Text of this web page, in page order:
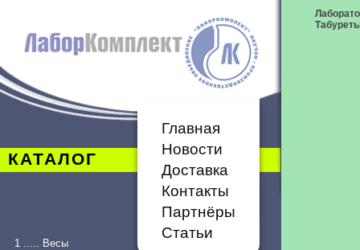
КАТАЛОГ
Главная
Новости
Доставка
Контакты
Партнёры
Статьи
1 ..... Весы